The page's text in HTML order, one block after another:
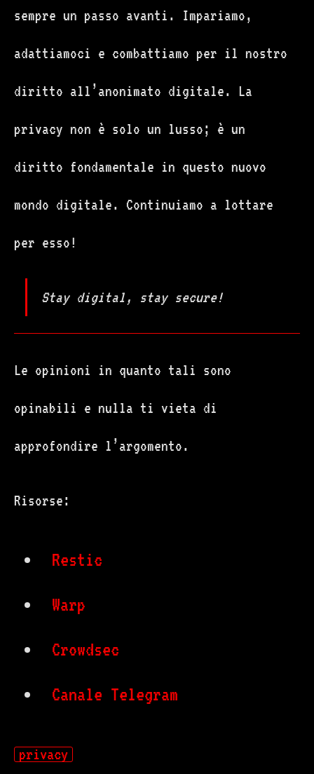
sempre un passo avanti. Impariamo,
adattiamoci e combattiamo per il nostro
diritto all’anonimato digitale. La
privacy non è solo un lusso; è un
diritto fondamentale in questo nuovo
mondo digitale. Continuiamo a lottare
per esso!
Stay digital, stay secure!
Le opinioni in quanto tali sono
opinabili e nulla ti vieta di
approfondire l’argomento.
Risorse:
Restic
Warp
Crowdsec
Canale Telegram
privacy